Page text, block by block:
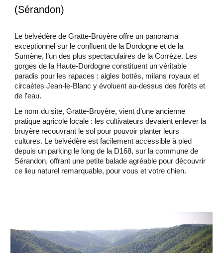
(Sérandon)
Le belvédère de Gratte-Bruyère offre un panorama
exceptionnel sur le confluent de la Dordogne et de la
Sumène, l’un des plus spectaculaires de la Corrèze. Les
gorges de la Haute-Dordogne constituent un véritable
paradis pour les rapaces : aigles bottés, milans royaux et
circaètes Jean-le-Blanc y évoluent au-dessus des forêts et
de l’eau.
Le nom du site, Gratte-Bruyère, vient d’une ancienne
pratique agricole locale : les cultivateurs devaient enlever la
bruyère recouvrant le sol pour pouvoir planter leurs
cultures. Le belvédère est facilement accessible à pied
depuis un parking le long de la D168, sur la commune de
Sérandon, offrant une petite balade agréable pour découvrir
ce lieu naturel remarquable, pour vous et votre chien.